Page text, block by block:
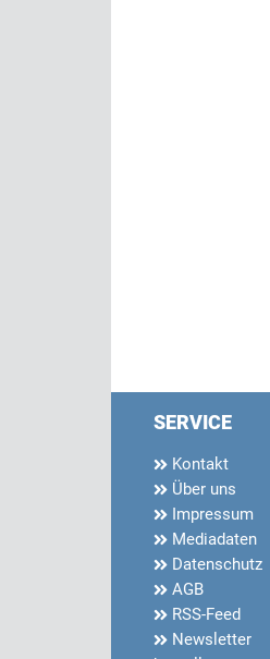
SERVICE
Kontakt
Über uns
Impressum
Mediadaten
Datenschutz
AGB
RSS-Feed
Newsletter